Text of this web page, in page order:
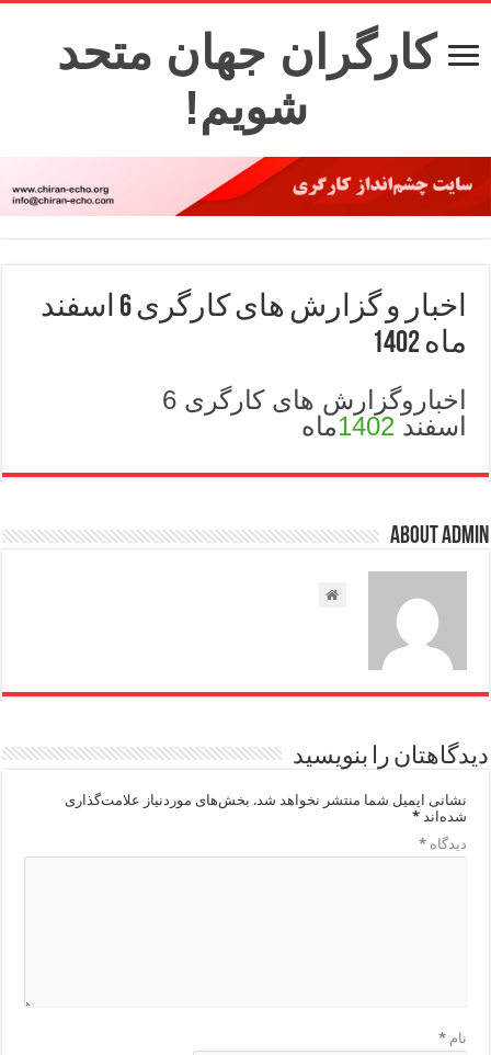
کارگران جهان متحد
شویم!
اخبار و گزارش های کارگری 6 اسفند
ماه 1402
اخباروگزارش های کارگری 6
اسفند1402ماه
About admin
دیدگاهتان را بنویسید
نشانی ایمیل شما منتشر نخواهد شد. بخش‌های موردنیاز علامت‌گذاری
شده‌اند*
دیدگاه*
نام*